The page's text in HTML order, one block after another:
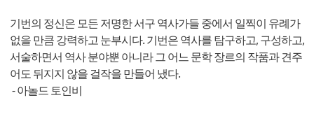
기번의 정신은 모든 저명한 서구 역사가들 중에서 일찍이 유례가
없을 만큼 강력하고 눈부시다. 기번은 역사를 탐구하고, 구성하고,
서술하면서 역사 분야뿐 아니라 그 어느 문학 장르의 작품과 견주
어도 뒤지지 않을 걸작을 만들어 냈다.
- 아놀드 토인비